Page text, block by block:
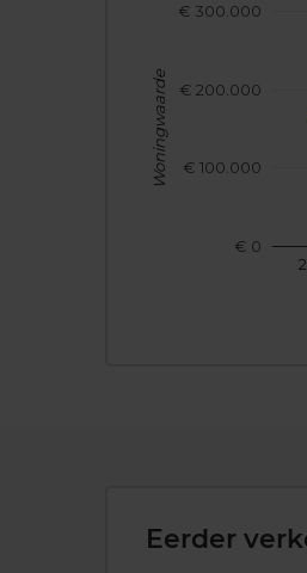
€ 0
€ 100.000
€ 200.000
€ 300.000
Woningwaarde
Eerder